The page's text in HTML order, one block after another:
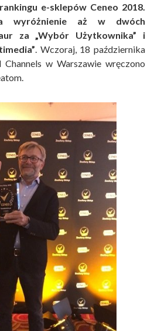
e-sklepów Ceneo 2018.
wyróżnienie aż w dwóch
za „Wybór Użytkownika” i
. Wczoraj, 18 października
Channels w Warszawie wręczono